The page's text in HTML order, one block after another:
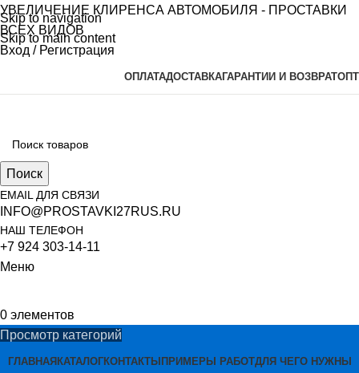
Skip to navigation
Skip to main content
УВЕЛИЧЕНИЕ КЛИРЕНСА АВТОМОБИЛЯ - ПРОСТАВКИ
ВСЕХ ВИДОВ
Вход / Регистрация
ОПЛАТАДОСТАВКАГАРАНТИИ И ВОЗВРАТОПТ
Поиск
EMAIL ДЛЯ СВЯЗИ
INFO@PROSTAVKI27RUS.RU
НАШ ТЕЛЕФОН
+7 924 303-14-11
Меню
0 элементов
Просмотр категорий
ГЛАВНАЯ КАТАЛОГКОНТАКТЫ ПРИМЕРЫ РАБОТДЛЯ ЧЕГО НУЖНЫ